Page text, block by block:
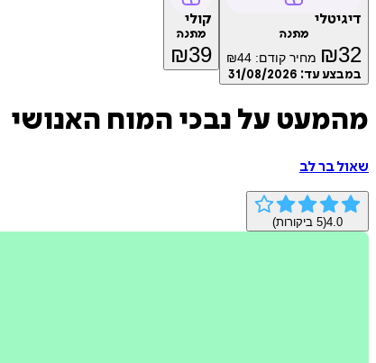
דיגיטלי
מתנה
₪32 מחיר קודם: ₪44
במבצע עד: 31/08/2026
קולי
מתנה
₪39
מהמעט על נבכי המוח האנושי
שאול בר לב
4.0
(
5 ביקורות)